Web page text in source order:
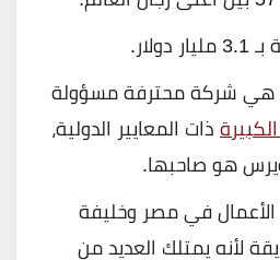
هي شركة محترفة مسؤولة
ذات المعايير الدولية،
هو صاحبها.
في مصر وخليفة
لأنه يمتلك العديد من